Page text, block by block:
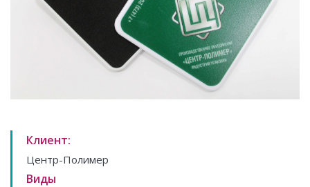
Клиент:
Центр-Полимер
Виды